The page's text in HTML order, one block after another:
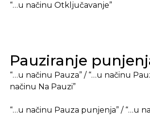
“…u načinu Otključavanje”
Pauziranje
“…u načinu Pauza” / “…u načinu
načinu Na Pauzi”
“…u načinu Pauza punjenja” / “…u